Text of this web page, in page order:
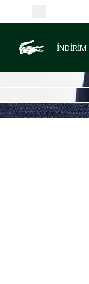
İNDİRİM